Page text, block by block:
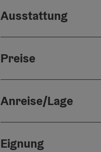
Ausstattung
Preise
Anreise/Lage
Eignung